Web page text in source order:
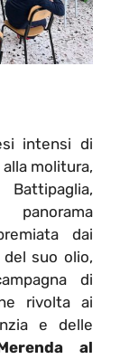
intensi di
molitura,
dai
suo olio,
di
rivolta ai
e delle
al